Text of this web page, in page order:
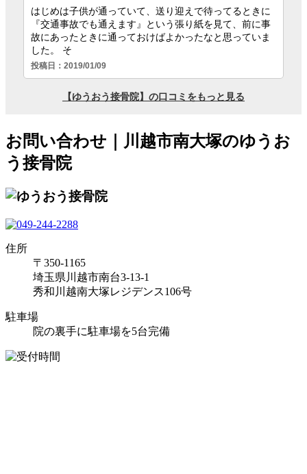
お問い合わせ｜川越市南大塚のゆうお
う接骨院
住所
〒350-1165
埼玉県川越市南台3-13-1
秀和川越南大塚レジデンス106号
駐車場
院の裏手に駐車場を5台完備